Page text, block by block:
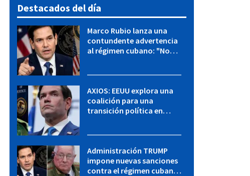
Destacados del día
Marco Rubio lanza una
contundente advertencia
al régimen cubano: "No
AXIOS: EEUU explora una
coalición para una
transición política en
Administración TRUMP
impone nuevas sanciones
contra el régimen cubano: